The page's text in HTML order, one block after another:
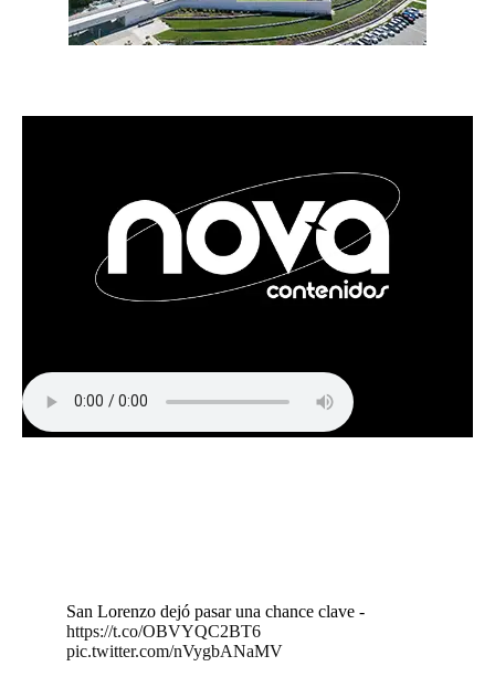
San Lorenzo dejó pasar una chance clave -
https://t.co/OBVYQC2BT6
pic.twitter.com/nVygbANaMV